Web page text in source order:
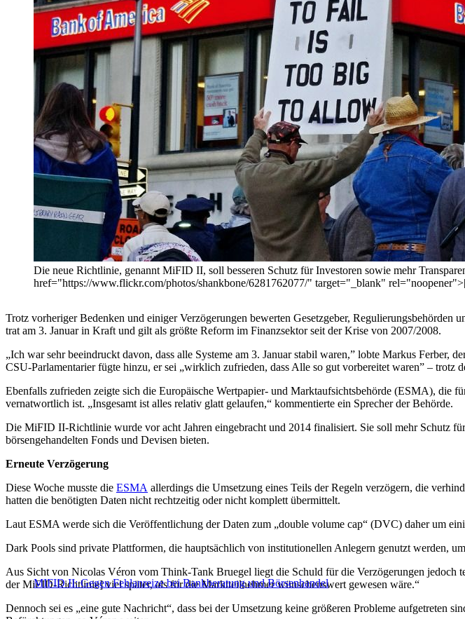
Die neue Richtlinie, genannt MiFID II, soll besseren Schutz für Investoren sowie mehr
href="https://www.flickr.com/photos/shankbone/6281762077/" target="_blank"
Trotz vorheriger Bedenken und einiger Verzögerungen bewerten Gesetzgeber, Regulierungsbehörden
trat am 3. Januar in Kraft und gilt als größte Reform im Finanzsektor seit der Krise von 2007/2008.
„Ich war sehr beeindruckt davon, dass alle Systeme am 3. Januar stabil waren,” lobte Markus
CSU-Parlamentarier fügte hinzu, er sei „wirklich zufrieden, dass Alle so gut vorbereitet waren” – trotz
Ebenfalls zufrieden zeigte sich die Europäische Wertpapier- und Marktaufsichtsbehörde (ESMA), die
vernatwortlich ist. „Insgesamt ist alles relativ glatt gelaufen,“ kommentierte ein Sprecher der Behörde.
Die MiFID II-Richtlinie wurde vor acht Jahren eingebracht und 2014 finalisiert. Sie soll mehr Schutz
börsengehandelten Fonds und Devisen bieten.
Erneute Verzögerung
Diese Woche musste die ESMA allerdings die Umsetzung eines Teils der Regeln verzögern, die
hatten die benötigten Daten nicht rechtzeitig oder nicht komplett übermittelt.
Laut ESMA werde sich die Veröffentlichung der Daten zum „double volume cap“ (DVC) daher um
Dark Pools sind private Plattformen, die hauptsächlich von institutionellen Anlegern genutzt werden,
MIFID II: Gegen Fehlanreize bei Bankberatung und Börsenhandel
Aus Sicht von Nicolas Véron vom Think-Tank Bruegel liegt die Schuld für die Verzögerungen
der MiFID-Richtlinie] viel später, als für die Marktteilnehmer wünschenswert gewesen wäre.“
Dennoch sei es „eine gute Nachricht“, dass bei der Umsetzung keine größeren Probleme